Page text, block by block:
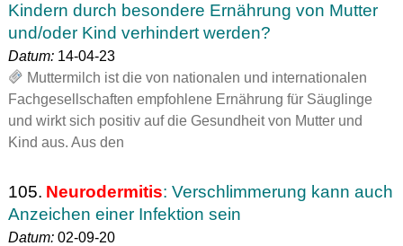
Kindern durch besondere Ernährung von Mutter
und/oder Kind verhindert werden?
Datum:14-04-23
Muttermilch ist die von nationalen und internationalen
Fachgesellschaften empfohlene Ernährung für Säuglinge
und wirkt sich positiv auf die Gesundheit von Mutter und
Kind aus. Aus den
105. Neurodermitis: Verschlimmerung kann auch
Anzeichen einer Infektion sein
Datum:02-09-20